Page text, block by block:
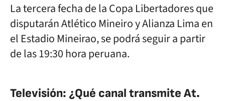
La tercera fecha de la Copa Libertadores que
disputarán Atlético Mineiro y Alianza Lima en
el Estadio Mineirao, se podrá seguir a partir
de las 19:30 hora peruana.
Televisión: ¿Qué canal transmite At.